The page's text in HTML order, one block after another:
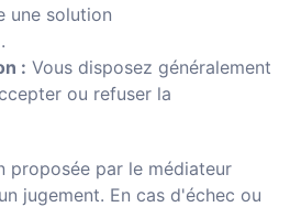
une solution
: Vous disposez généralement
ou refuser la
proposée par le médiateur
jugement. En cas d'échec ou